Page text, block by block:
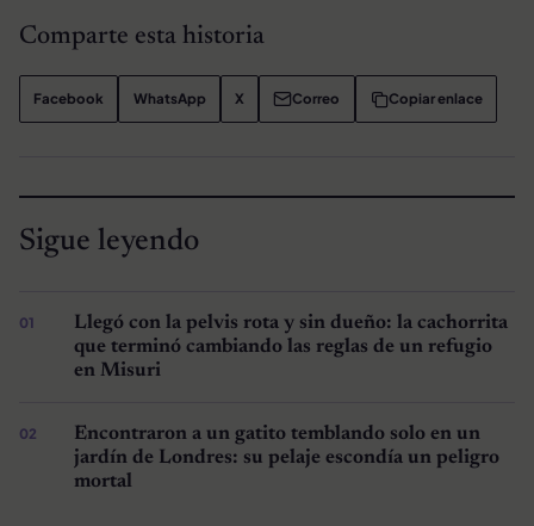
Comparte esta historia
Facebook WhatsApp X Correo Copiar enlace
Sigue leyendo
Llegó con la pelvis rota y sin dueño: la cachorrita
que terminó cambiando las reglas de un refugio
en Misuri
Encontraron a un gatito temblando solo en un
jardín de Londres: su pelaje escondía un peligro
mortal